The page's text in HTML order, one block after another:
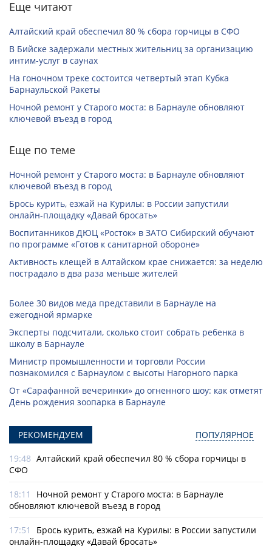
Еще читают
Алтайский край обеспечил 80 % сбора горчицы в СФО
В Бийске задержали местных жительниц за организацию
интим-услуг в саунах
На гоночном треке состоится четвертый этап Кубка
Барнаульской Ракеты
Ночной ремонт у Старого моста: в Барнауле обновляют
ключевой въезд в город
Еще по теме
Ночной ремонт у Старого моста: в Барнауле обновляют
ключевой въезд в город
Брось курить, езжай на Курилы: в России запустили
онлайн-­площадку «Давай бросать»
Воспитанников ДЮЦ «Росток» в ЗАТО Сибирский обучают
по программе «Готов к санитарной обороне»
Активность клещей в Алтайском крае снижается: за неделю
пострадало в два раза меньше жителей
Более 30 видов меда представили в Барнауле на
ежегодной ярмарке
Эксперты подсчитали, сколько стоит собрать ребенка в
школу в Барнауле
Министр промышленности и торговли России
познакомился с Барнаулом с высоты Нагорного парка
От «Сарафанной вечеринки» до огненного шоу: как отметят
День рождения зоопарка в Барнауле
РЕКОМЕНДУЕМ ПОПУЛЯРНОЕ
19:48 Алтайский край обеспечил 80 % сбора горчицы в
СФО
18:11
Ночной ремонт у Старого моста: в Барнауле
обновляют ключевой въезд в город
17:51
Брось курить, езжай на Курилы: в России запустили
онлайн-­площадку «Давай бросать»